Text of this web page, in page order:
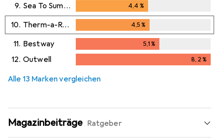
9. Sea To Summit 4,4 %
10. Therm-a-Rest 4,5%
11. Bestway 5,1%
12. Outwell 8,2%
Alle 13 Marken vergleichen
Magazinbeiträge Ratgeber